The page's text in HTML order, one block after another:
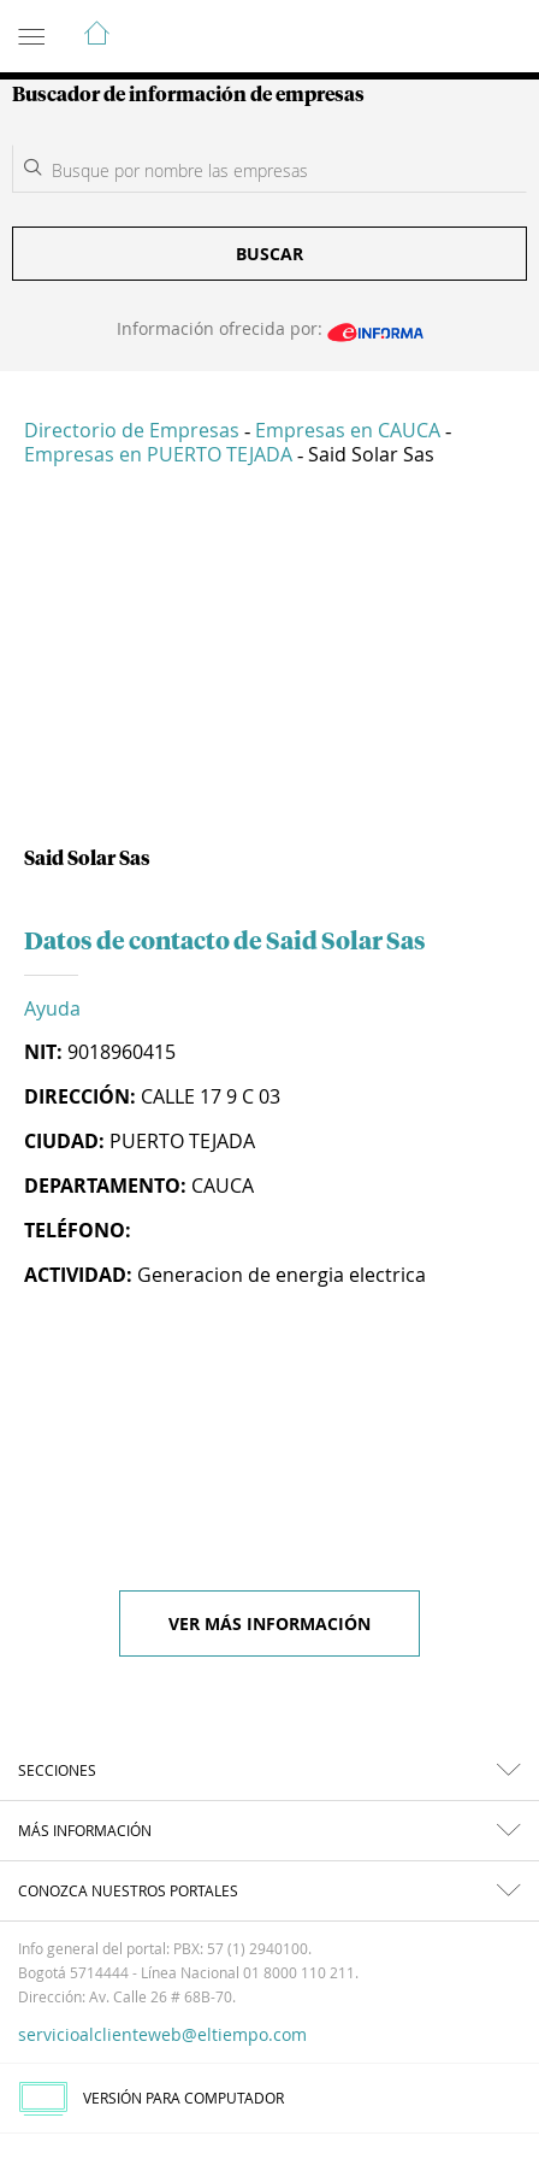
Guía de Empresas Colombianas
Buscador de información de empresas
BUSCAR
Información ofrecida por:
Directorio de Empresas - Empresas en CAUCA -
Empresas en PUERTO TEJADA - Said Solar Sas
Said Solar Sas
Datos de contacto de Said Solar Sas
Ayuda
NIT: 9018960415
DIRECCIÓN: CALLE 17 9 C 03
CIUDAD: PUERTO TEJADA
DEPARTAMENTO: CAUCA
TELÉFONO:
ACTIVIDAD: Generacion de energia electrica
VER MÁS INFORMACIÓN
SECCIONES
MÁS INFORMACIÓN
CONOZCA NUESTROS PORTALES
Info general del portal: PBX: 57 (1) 2940100.
Bogotá 5714444 - Línea Nacional 01 8000 110 211.
Dirección: Av. Calle 26 # 68B-70.
servicioalclienteweb@eltiempo.com
VERSIÓN PARA COMPUTADOR